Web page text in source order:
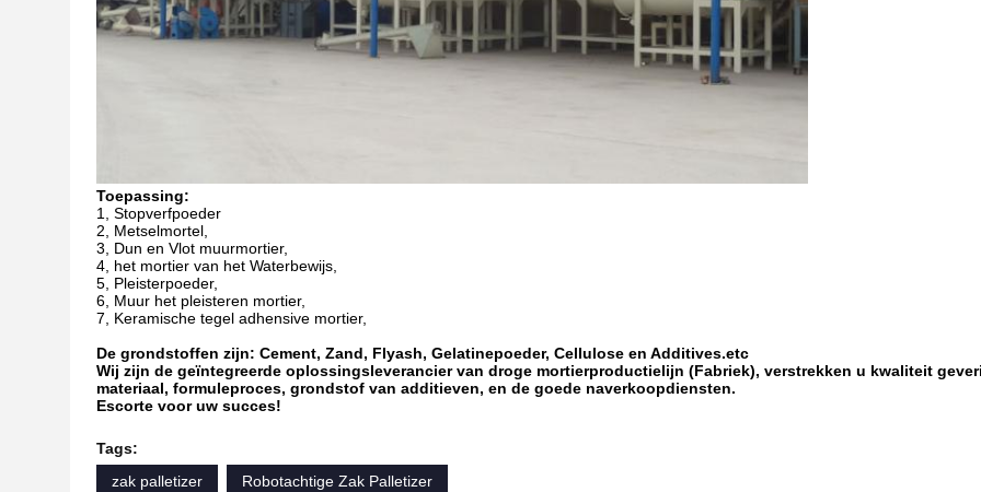
Toepassing:
1, Stopverfpoeder
2, Metselmortel,
3, Dun en Vlot muurmortier,
4, het mortier van het Waterbewijs,
5, Pleisterpoeder,
6, Muur het pleisteren mortier,
7, Keramische tegel adhensive mortier,
De grondstoffen zijn: Cement, Zand, Flyash, Gelatinepoeder, Cellulose en Additives.etc
Wij zijn de geïntegreerde oplossingsleverancier van droge mortierproductielijn (Fabriek), verstrekken u kwaliteit
materiaal, formuleproces, grondstof van additieven, en de goede naverkoopdiensten.
Escorte voor uw succes!
Tags:
zak palletizer
Robotachtige Zak Palletizer